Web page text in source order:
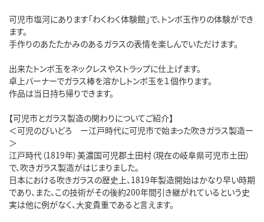
可児市塩河にあります「わくわく体験館」で、トンボ玉作りの体験ができ
ます。
手作りのあたたかみのあるガラスの表情を楽しんでいただけます。
出来たトンボ玉をネックレスやストラップに仕上げます。
卓上バーナーでガラス棒を溶かしトンボ玉を１個作ります。
作品は当日持ち帰りできます。
【可児市とガラス製造の関わりについてご紹介】
＜可児のびいどろ ー江戸時代に可児市で始まった吹きガラス製造ー
＞
江戸時代（1819年）美濃国可児郡土田村（現在の岐阜県可児市土田）
で、吹きガラス製造がはじまりました。
日本における吹きガラスの歴史上、1819年製造開始はかなり早い時期
であり、また、この技術がその後約200年間引き継がれているという史
実は他に例がなく、大変貴重であると言えます。